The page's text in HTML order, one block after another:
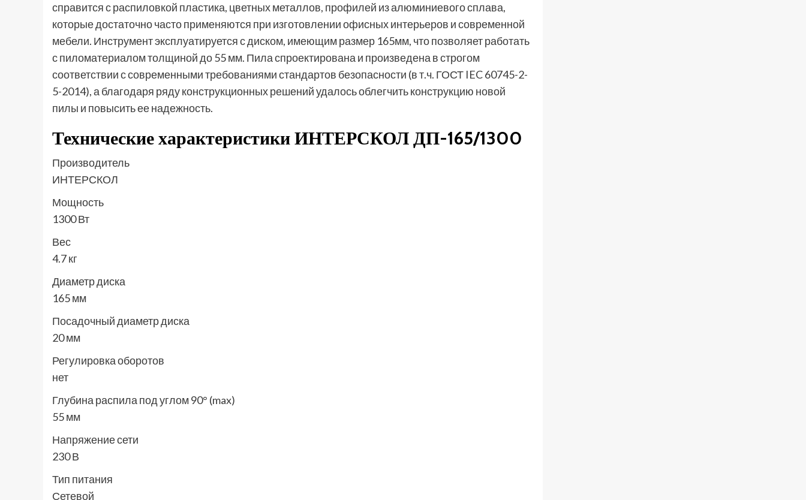
справится с распиловкой пластика, цветных металлов, профилей из алюминиевого сплава,
которые достаточно часто применяются при изготовлении офисных интерьеров и современной
мебели. Инструмент эксплуатируется с диском, имеющим размер 165мм, что позволяет работать
с пиломатериалом толщиной до 55 мм. Пила спроектирована и произведена в строгом
соответствии с современными требованиями стандартов безопасности (в т.ч. ГОСТ IEC 60745-2-
5-2014), а благодаря ряду конструкционных решений удалось облегчить конструкцию новой
пилы и повысить ее надежность.
Технические характеристики ИНТЕРСКОЛ ДП-165/1300
Производитель
ИНТЕРСКОЛ
Мощность
1300 Вт
Вес
4.7 кг
Диаметр диска
165 мм
Посадочный диаметр диска
20 мм
Регулировка оборотов
нет
Глубина распила под углом 90° (max)
55 мм
Напряжение сети
230 В
Тип питания
Сетевой